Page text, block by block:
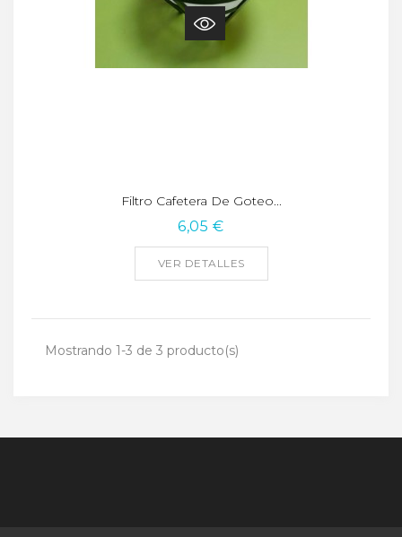
Filtro Cafetera De Goteo...
6,05 €
VER DETALLES
Mostrando 1-3 de 3 producto(s)